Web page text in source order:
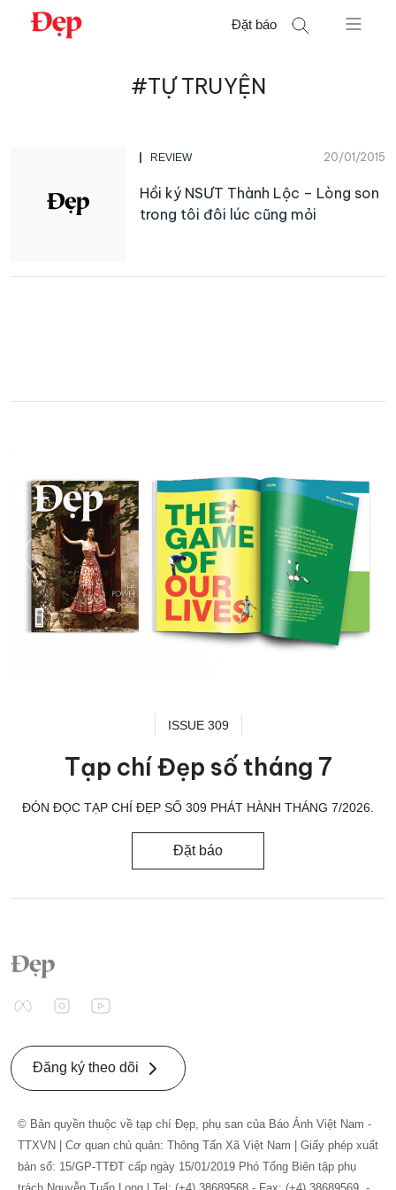
Chuyển
Đặt báo
#TỰ TRUYỆN
REVIEW 20/01/2015
Hồi ký NSƯT Thành Lộc – Lòng son
trong tôi đôi lúc cũng mỏi
ISSUE 309
Tạp chí Đẹp số tháng 7
ĐÓN ĐỌC TẠP CHÍ ĐẸP SỐ 309 PHÁT HÀNH THÁNG 7/2026.
Đặt báo
Đăng ký theo dõi
© Bản quyền thuộc về tạp chí Đẹp, phụ san của Báo Ảnh Việt Nam -
TTXVN | Cơ quan chủ quản: Thông Tấn Xã Việt Nam | Giấy phép xuất
bản số: 15/GP-TTĐT cấp ngày 15/01/2019 Phó Tổng Biên tập phụ